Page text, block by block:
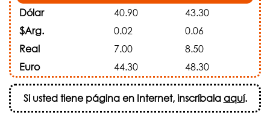
Dólar 40.90
43.30
$Arg.
0.02
0.06
Real
7.00
8.50
Euro
44.30 48.30
Si usted tiene página en Internet, inscríbalaaquí.